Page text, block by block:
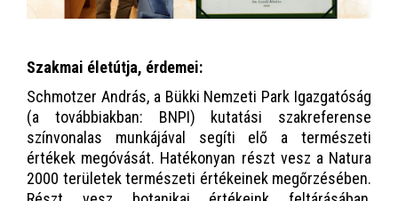
Szakmai életútja, érdemei:
Schmotzer András, a Bükki Nemzeti Park Igazgatóság
(a továbbiakban: BNPI) kutatási szakreferense
színvonalas munkájával segíti elő a természeti
értékek megóvását. Hatékonyan részt vesz a Natura
2000 területek természeti értékeinek megőrzésében.